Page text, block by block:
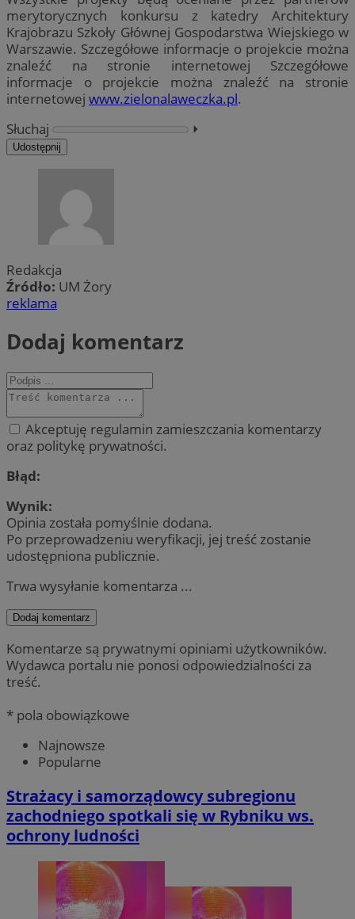
merytorycznych konkursu z katedry Architektury
Krajobrazu Szkoły Głównej Gospodarstwa Wiejskiego w
Warszawie. Szczegółowe informacje o projekcie można
znaleźć na stronie internetowej Szczegółowe
informacje o projekcie można znaleźć na stronie
internetowej www.zielonalaweczka.pl.
Słuchaj
⏵︎
Udostępnij
Redakcja
Źródło: UM Żory
reklama
Dodaj komentarz
Akceptuję regulamin zamieszczania komentarzy
oraz politykę prywatności.
Błąd:
Wynik:
Opinia została pomyślnie dodana.
Po przeprowadzeniu weryfikacji, jej treść zostanie
udostępniona publicznie.
Trwa wysyłanie komentarza ...
Dodaj komentarz
Komentarze są prywatnymi opiniami użytkowników.
Wydawca portalu nie ponosi odpowiedzialności za
treść.
* pola obowiązkowe
Najnowsze
Popularne
Strażacy i samorządowcy subregionu
zachodniego spotkali się w Rybniku ws.
ochrony ludności